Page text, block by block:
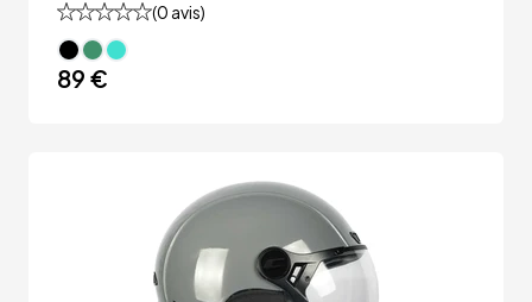
(0 avis)
89 €